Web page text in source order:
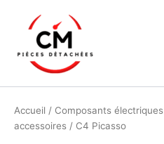
contenu
Accueil / Composants électriques
accessoires / C4 Picasso